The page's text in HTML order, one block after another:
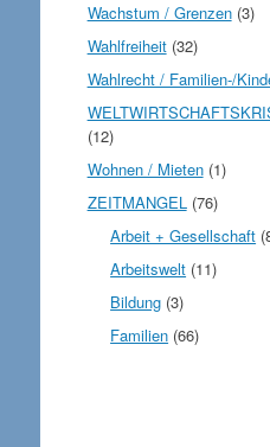
Wachstum / Grenzen(3)
Wahlfreiheit(32)
Wahlrecht / Familien-/
(12)
Wohnen / Mieten(1)
ZEITMANGEL(76)
Arbeit + Gesellschaft
Arbeitswelt (11)
Bildung (3)
Familien (66)